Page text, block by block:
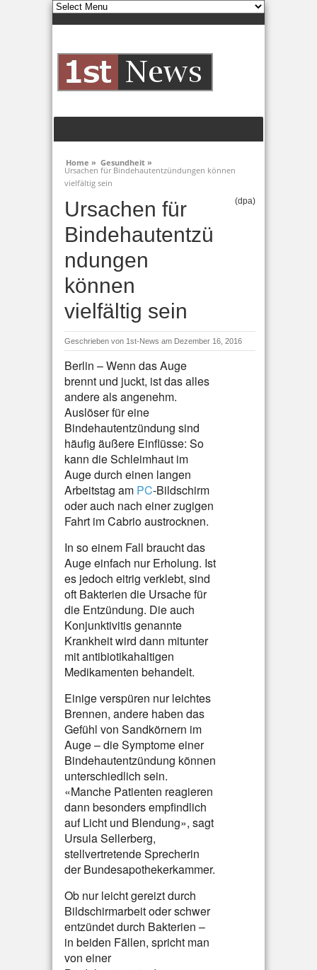
Home » Gesundheit »
Ursachen für Bindehautentzündungen können
vielfältig sein
Ursachen für
Bindehautentzü
ndungen
können
vielfältig sein
(dpa)
Geschrieben von 1st-News am Dezember 16, 2016
Berlin – Wenn das Auge
brennt und juckt, ist das alles
andere als angenehm.
Auslöser für eine
Bindehautentzündung sind
häufig äußere Einflüsse: So
kann die Schleimhaut im
Auge durch einen langen
Arbeitstag am PC-Bildschirm
oder auch nach einer zugigen
Fahrt im Cabrio austrocknen.
In so einem Fall braucht das
Auge einfach nur Erholung. Ist
es jedoch eitrig verklebt, sind
oft Bakterien die Ursache für
die Entzündung. Die auch
Konjunktivitis genannte
Krankheit wird dann mitunter
mit antibiotikahaltigen
Medikamenten behandelt.
Einige verspüren nur leichtes
Brennen, andere haben das
Gefühl von Sandkörnern im
Auge – die Symptome einer
Bindehautentzündung können
unterschiedlich sein.
«Manche Patienten reagieren
dann besonders empfindlich
auf Licht und Blendung», sagt
Ursula Sellerberg,
stellvertretende Sprecherin
der Bundesapothekerkammer.
Ob nur leicht gereizt durch
Bildschirmarbeit oder schwer
entzündet durch Bakterien –
in beiden Fällen, spricht man
von einer